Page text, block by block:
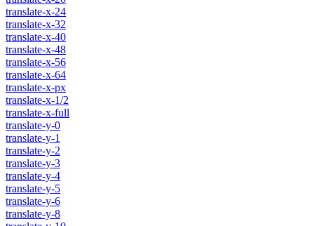
translate-x-24
translate-x-32
translate-x-40
translate-x-48
translate-x-56
translate-x-64
translate-x-px
translate-x-1/2
translate-x-full
translate-y-0
translate-y-1
translate-y-2
translate-y-3
translate-y-4
translate-y-5
translate-y-6
translate-y-8